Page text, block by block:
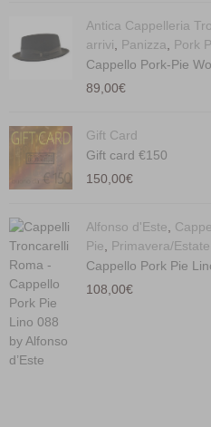
Antica Cappelleria
arrivi
Panizza Pork
Cappello Pork-Pie
89,00€
Gift Card
Gift card €150
150,00€
Alfonso d'Este
Pie
Primavera/Estate
Cappello Pork Pie
108,00€